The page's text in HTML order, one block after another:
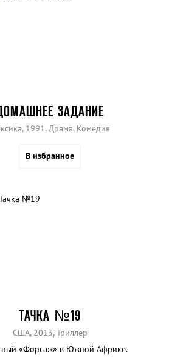
ЗАДАНИЕ
1991, Драма, Комедия
В избранное
ТАЧКА №19
США, 2013, Триллер
«Форсаж» в Южной Африке.